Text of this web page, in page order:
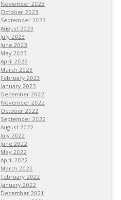
November 2023
October 2023
September 2023
August 2023
July 2023
June 2023
May 2023
April 2023
March 2023
February 2023
January 2023
December 2022
November 2022
October 2022
September 2022
August 2022
July 2022
June 2022
May 2022
April 2022
March 2022
February 2022
January 2022
December 2021